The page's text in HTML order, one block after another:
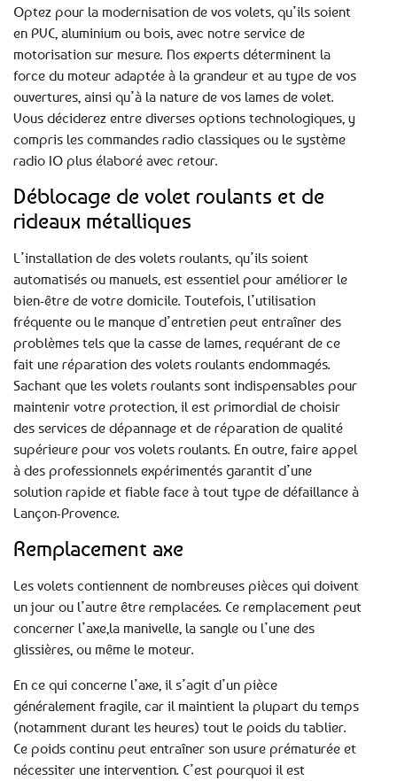
Optez pour la modernisation de vos volets, qu’ils soient
en PVC, aluminium ou bois, avec notre service de
motorisation sur mesure. Nos experts déterminent la
force du moteur adaptée à la grandeur et au type de vos
ouvertures, ainsi qu’à la nature de vos lames de volet.
Vous déciderez entre diverses options technologiques, y
compris les commandes radio classiques ou le système
radio IO plus élaboré avec retour.
Déblocage de volet roulants et de
rideaux métalliques
L’installation de des volets roulants, qu’ils soient
automatisés ou manuels, est essentiel pour améliorer le
bien-être de votre domicile. Toutefois, l’utilisation
fréquente ou le manque d’entretien peut entraîner des
problèmes tels que la casse de lames, requérant de ce
fait une réparation des volets roulants endommagés.
Sachant que les volets roulants sont indispensables pour
maintenir votre protection, il est primordial de choisir
des services de dépannage et de réparation de qualité
supérieure pour vos volets roulants. En outre, faire appel
à des professionnels expérimentés garantit d’une
solution rapide et fiable face à tout type de défaillance à
Lançon-Provence.
Remplacement axe
Les volets contiennent de nombreuses pièces qui doivent
un jour ou l’autre être remplacées. Ce remplacement peut
concerner l’axe,la manivelle, la sangle ou l’une des
glissières, ou même le moteur.
En ce qui concerne l’axe, il s’agit d’un pièce
généralement fragile, car il maintient la plupart du temps
(notamment durant les heures) tout le poids du tablier.
Ce poids continu peut entraîner son usure prématurée et
nécessiter une intervention. C’est pourquoi il est